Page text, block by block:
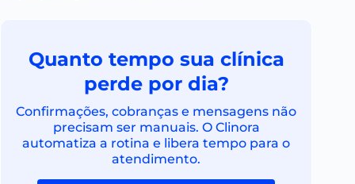
Quanto tempo sua clínica
perde por dia?
Confirmações, cobranças e mensagens não
precisam ser manuais. O Clinora
automatiza a rotina e libera tempo para o
atendimento.